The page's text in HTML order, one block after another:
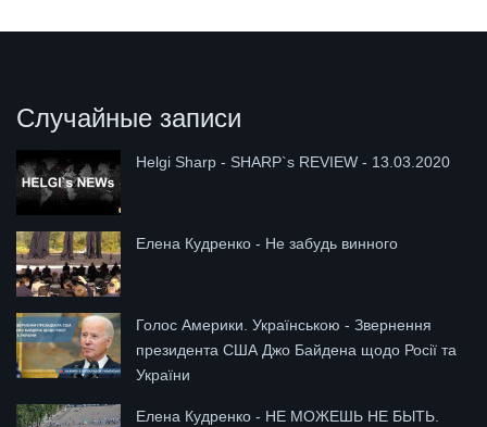
Случайные записи
Helgi Sharp - SHARP`s REVIEW - 13.03.2020
Елена Кудренко - Не забудь винного
Голос Америки. Українською - Звернення
президента США Джо Байдена щодо Росії та
України
Елена Кудренко - НЕ МОЖЕШЬ НЕ БЫТЬ.